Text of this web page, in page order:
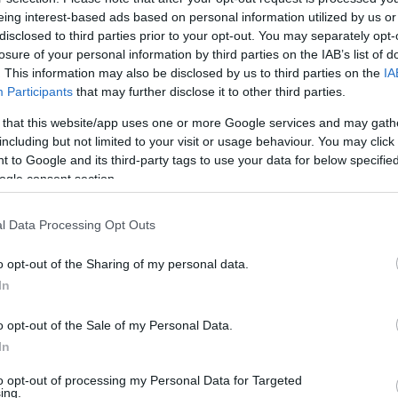
interest-based ads based on personal information utilized by us
to third parties prior to your opt-out. You may separately
of your personal information by third parties on the IAB’s list of
This information may also be disclosed by us to third parties on the
Participants that may further disclose it to other third parties.
that this website/app uses one or more Google services and may
but not limited to your visit or usage behaviour. You may
to Google and its third-party tags to use your data for below
consent section.
Data Processing Opt Outs
opt-out of the Sharing of my personal data.
opt-out of the Sale of my Personal Data.
opt-out of processing my Personal Data for Targeted
Zsombor
MEGOSZTÁS
Blancpain GT Series Sprint Cup-ban és
at pedig az amerikai kontinensen kezdi majd
Racing csapatában.